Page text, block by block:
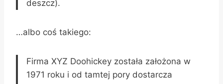
deszcz).
…albo coś takiego:
Firma XYZ Doohickey została założona w
1971 roku i od tamtej pory dostarcza